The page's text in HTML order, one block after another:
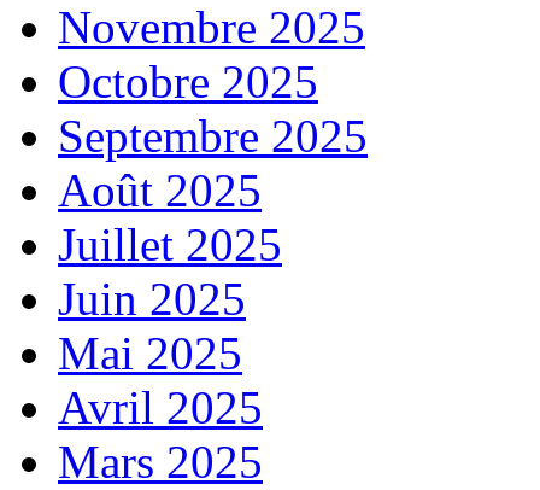
Novembre 2025
Octobre 2025
Septembre 2025
Août 2025
Juillet 2025
Juin 2025
Mai 2025
Avril 2025
Mars 2025